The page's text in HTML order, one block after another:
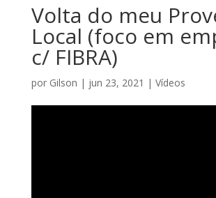
Volta do meu
Local (foco em
c/ FIBRA)
por Gilson | jun 23, 2021 | Vídeos